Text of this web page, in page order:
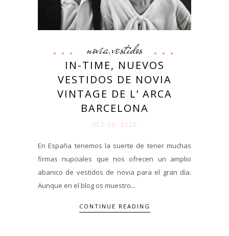
novia,vestidos
IN-TIME, NUEVOS
VESTIDOS DE NOVIA
VINTAGE DE L’ ARCA
BARCELONA
OCT 29. 2020
En España tenemos la suerte de tener muchas
firmas nupciales que nos ofrecen un amplio
abanico de vestidos de novia para el gran día.
Aunque en el blog os muestro...
CONTINUE READING